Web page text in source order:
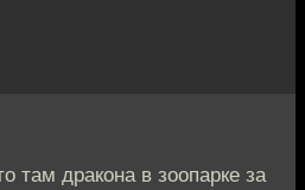
там дракона в зоопарке за